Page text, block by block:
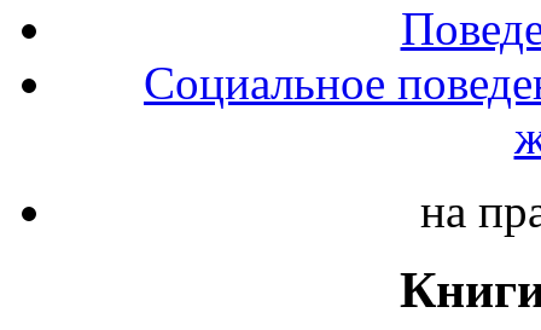
Социальное
на